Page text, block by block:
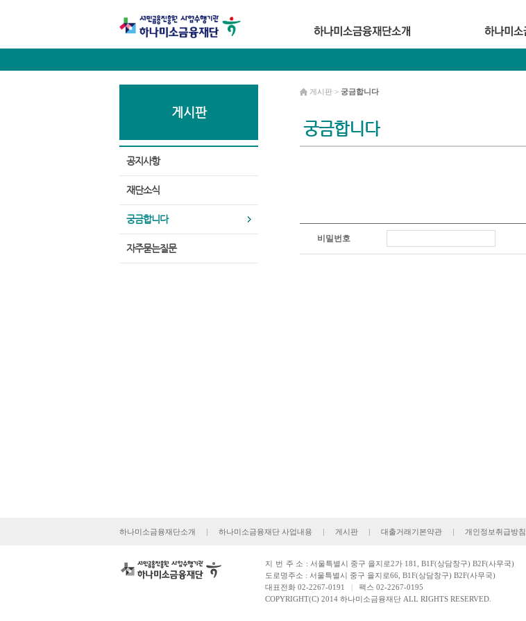
게시판
공지사항
재단소식
궁금합니다
자주묻는질문
궁금합니다
게시판 > 궁금합니다
비밀번호
하나미소금융재단소개 | 하나미소금융재단 사업내용 | 게시판 | 대출거래기본약관 | 개인정보취급방침
지번주소 : 서울특별시 중구 을지로2가 181, B1F(상담창구) B2F(사무국)
도로명주소 : 서울특별시 중구 을지로66, B1F(상담창구) B2F(사무국)
대표전화 02-2267-0191 | 팩스 02-2267-0195
COPYRIGHT(C) 2014 하나미소금융재단 ALL RIGHTS RESERVED.